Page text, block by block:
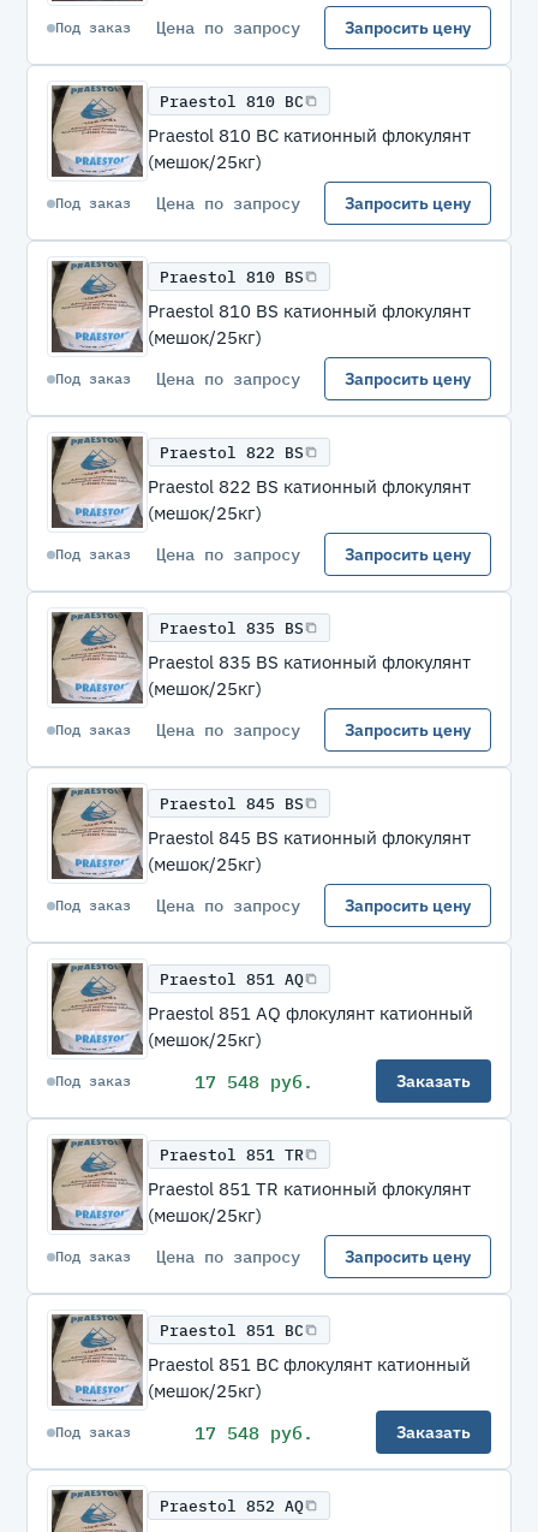
Под заказ Цена по запросу Запросить цену
Praestol 810 BC
Praestol 810 BC катионный флокулянт
(мешок/25кг)
Под заказ Цена по запросу Запросить цену
Praestol 810 BS
Praestol 810 BS катионный флокулянт
(мешок/25кг)
Под заказ Цена по запросу Запросить цену
Praestol 822 BS
Praestol 822 BS катионный флокулянт
(мешок/25кг)
Под заказ Цена по запросу Запросить цену
Praestol 835 BS
Praestol 835 BS катионный флокулянт
(мешок/25кг)
Под заказ Цена по запросу Запросить цену
Praestol 845 BS
Praestol 845 BS катионный флокулянт
(мешок/25кг)
Под заказ Цена по запросу Запросить цену
Praestol 851 AQ
Praestol 851 AQ флокулянт катионный
(мешок/25кг)
Под заказ 17 548 руб. Заказать
Praestol 851 TR
Praestol 851 TR катионный флокулянт
(мешок/25кг)
Под заказ Цена по запросу Запросить цену
Praestol 851 ВС
Praestol 851 ВС флокулянт катионный
(мешок/25кг)
Под заказ 17 548 руб. Заказать
Praestol 852 AQ